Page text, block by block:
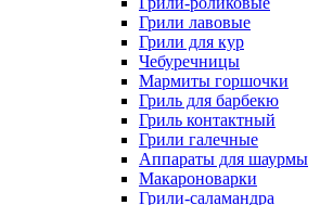
Грили лавовые
Грили для кур
Чебуречницы
Мармиты горшочки
Гриль для барбекю
Гриль контактный
Грили галечные
Аппараты для шаурмы
Макароноварки
Грили-саламандра